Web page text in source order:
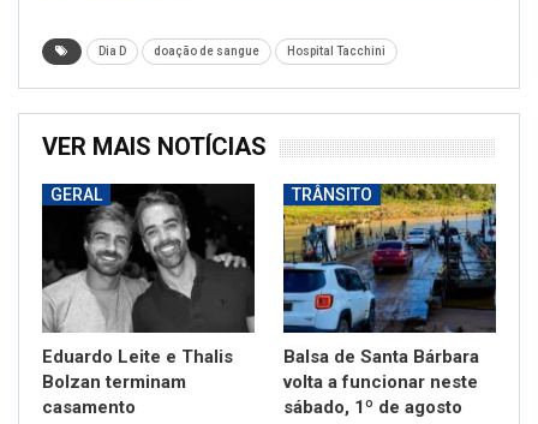
Dia D doação de sangue Hospital Tacchini
VER MAIS NOTÍCIAS
GERAL
Eduardo Leite e Thalis
Bolzan terminam
casamento
TRÂNSITO
Balsa de Santa Bárbara
volta a funcionar neste
sábado, 1º de agosto